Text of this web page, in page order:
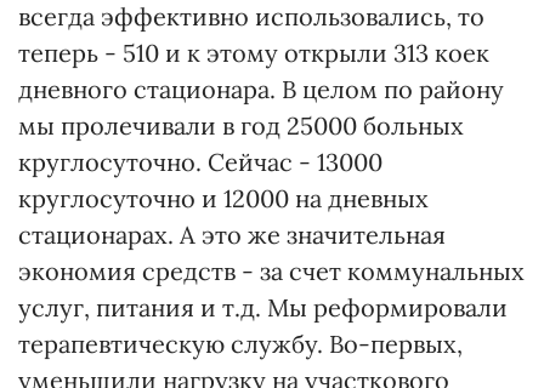
всегда эффективно использовались, то
теперь - 510 и к этому открыли 313 коек
дневного стационара. В целом по району
мы пролечивали в год 25000 больных
круглосуточно. Сейчас - 13000
круглосуточно и 12000 на дневных
стационарах. А это же значительная
экономия средств - за счет коммунальных
услуг, питания и т.д. Мы реформировали
терапевтическую службу. Во-первых,
уменьшили нагрузку на участкового